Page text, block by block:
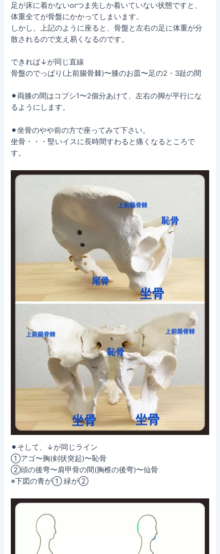
足が床に着かないorつま先しか着いていない状態ですと、
体重全てが骨盤にかかってしまいます。
しかし、上記のように座ると、骨盤と左右の足に体重が分
散されるので支え易くなるのです。
できれば↓が同じ直線
骨盤のでっぱり(上前腸骨棘)〜膝のお皿〜足の2・3趾の間
⚫︎両膝の間はコブシ1〜2個分あけて、左右の脚が平行にな
るようにします。
⚫︎坐骨のやや前の方で座ってみて下さい。
坐骨・・・堅いイスに長時間すわると痛くなるところで
す。
⚫︎そして、↓が同じライン
①アゴ〜胸(剣状突起)〜恥骨
②頭の後弯〜肩甲骨の間(胸椎の後弯)〜仙骨
※下図の青が① 緑が②